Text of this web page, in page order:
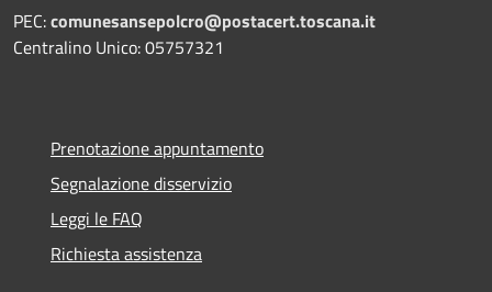
PEC:comunesansepolcro@postacert.toscana.it
Centralino Unico: 05757321
Prenotazione appuntamento
Segnalazione disservizio
Leggi le FAQ
Richiesta assistenza